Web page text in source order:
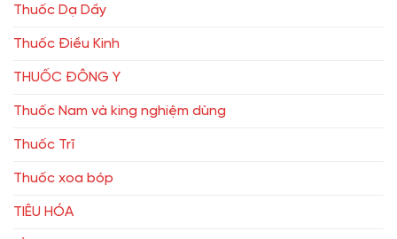
Thuốc Dạ Dầy
Thuốc Điều Kinh
THUỐC ĐÔNG Y
Thuốc Nam và king nghiệm dùng
Thuốc Trĩ
Thuốc xoa bóp
TIÊU HÓA